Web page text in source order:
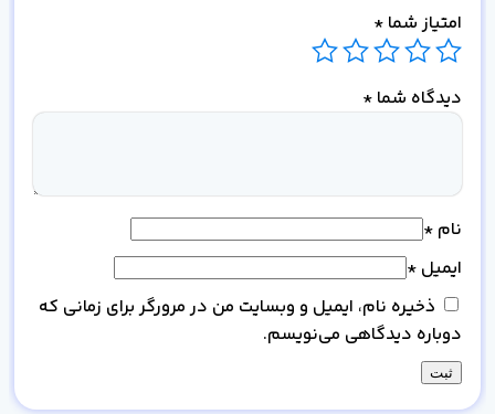
امتیاز شما *
دیدگاه شما *
نام *
ایمیل *
ذخیره نام، ایمیل و وبسایت من در مرورگر برای زمانی که
دوباره دیدگاهی می‌نویسم.